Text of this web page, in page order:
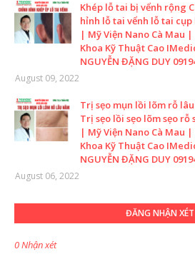
Khép lỗ tai bị vểnh rộng
hỉnh lỗ tai vểnh lỗ tai
| Mỹ Viện Nano Cà Mau
Khoa Kỹ Thuật Cao
NGUYỄN ĐẶNG DUY
August 09, 2022
Trị sẹo mụn lồi lõm rỗ
Trị sẹo lồi sẹo lõm sẹo rỗ
| Mỹ Viện Nano Cà Mau
Khoa Kỹ Thuật Cao
NGUYỄN ĐẶNG DUY
August 06, 2022
ĐĂNG NHẬN XÉT
0 Nhận xét